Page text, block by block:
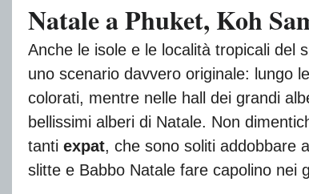
Natale a Phuket, Koh
Anche le isole e le località tropicali del
uno scenario davvero originale: lungo
colorati, mentre nelle hall dei grandi
bellissimi alberi di Natale. Non
tanti expat, che sono soliti addobbare
slitte e Babbo Natale fare capolino nei